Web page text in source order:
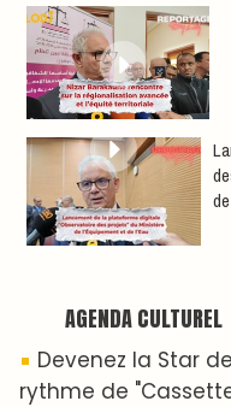
AGENDA CULTUREL
Devenez la Star
rythme de